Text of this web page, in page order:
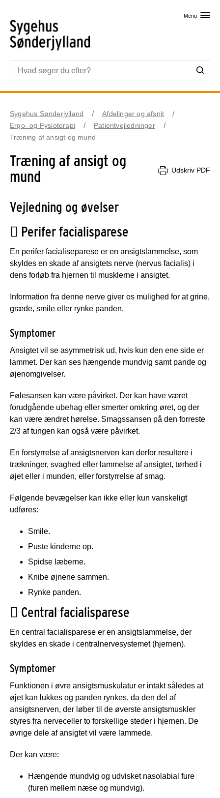
Menu
Sygehus Sønderjylland
Afdelinger og afsnit
Ergo- og Fysioterapi
Patientvejledninger
Træning af ansigt og mund
Træning af ansigt og
mund
Udskriv PDF
Vejledning og øvelser
 Perifer facialisparese
En perifer facialiseparese er en ansigtslammelse, som
skyldes en skade af ansigtets nerve (nervus facialis) i
dens forløb fra hjernen til musklerne i ansigtet.
Information fra denne nerve giver os mulighed for at grine,
græde, smile eller rynke panden.
Symptomer
Ansigtet vil se asymmetrisk ud, hvis kun den ene side er
lammet. Der kan ses hængende mundvig samt pande og
øjenomgivelser.
Følesansen kan være påvirket. Der kan have været
forudgående ubehag eller smerter omkring øret, og der
kan være ændret hørelse. Smagssansen på den forreste
2/3 af tungen kan også være påvirket.
En forstyrrelse af ansigtsnerven kan derfor resultere i
trækninger, svaghed eller lammelse af ansigtet, tørhed i
øjet eller i munden, eller forstyrrelse af smag.
Følgende bevægelser kan ikke eller kun vanskeligt
udføres:
Smile.
Puste kinderne op.
Spidse læberne.
Knibe øjnene sammen.
Rynke panden.
 Central facialisparese
En central facialisparese er en ansigtslammelse, der
skyldes en skade i centralnervesystemet (hjernen).
Symptomer
Funktionen i øvre ansigtsmuskulatur er intakt således at
øjet kan lukkes og panden rynkes, da den del af
ansigtsnerven, der løber til de øverste ansigtsmuskler
styres fra nerveceller to forskellige steder i hjernen. De
øvrige dele af ansigtet vil være lammede.
Der kan være:
Hængende mundvig og udvisket nasolabial fure
(furen mellem næse og mundvig).